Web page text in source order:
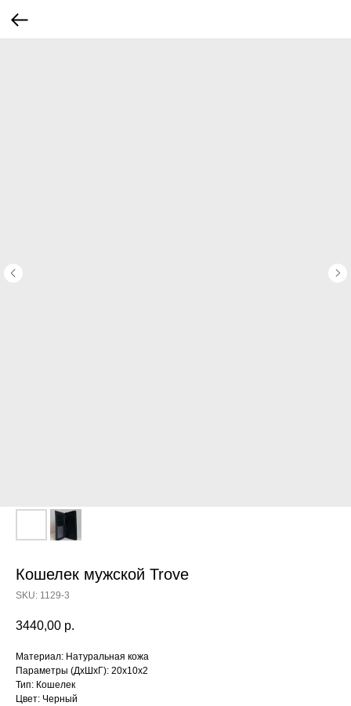
Кошелек мужской Trove
SKU: 1129-3
3440,00 р.
Материал: Натуральная кожа
Параметры (ДхШхГ): 20х10х2
Тип: Кошелек
Цвет: Черный